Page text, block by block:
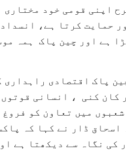
اپنی قومی خود مختاری
حمایت کرتا ہے، انسداد
ہے اور چین پاک ہمہ
پاک اقتصادی راہداری
کان کنی ، انسانی
میں تعاون کو فروغ
ڈار نے کہا کہ
نگاہ سے دیکھتا ہے